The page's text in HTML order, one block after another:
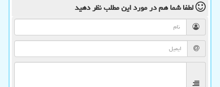
لطفا شما همدر مورد این مطلبنظر دهید